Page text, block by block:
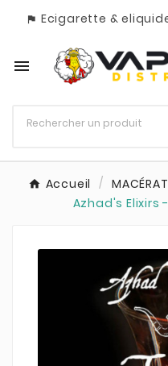
 Ecigarette &

Accueil
Azhad's Elixirs